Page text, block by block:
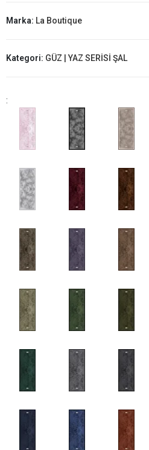
Marka: La Boutique
Kategori: GÜZ | YAZ SERİSİ ŞAL
: